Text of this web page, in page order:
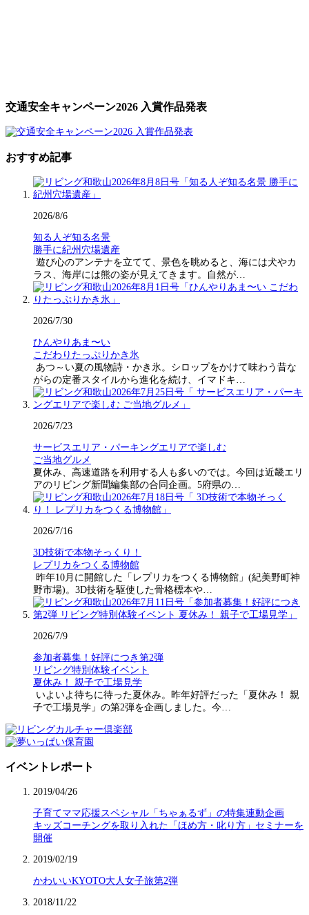
交通安全キャンペーン2026 入賞作品発表
おすすめ記事
2026/8/6
知る人ぞ知る名景
勝手に紀州穴場遺産
遊び心のアンテナを立てて、景色を眺めると、海には犬やカ
ラス、海岸には熊の姿が見えてきます。自然が…
2026/7/30
ひんやりあま〜い
こだわりたっぷりかき氷
あつ～い夏の風物詩・かき氷。シロップをかけて味わう昔な
がらの定番スタイルから進化を続け、イマドキ…
2026/7/23
サービスエリア・パーキングエリアで楽しむ
ご当地グルメ
夏休み、高速道路を利用する人も多いのでは。今回は近畿エリ
アのリビング新聞編集部の合同企画。5府県の…
2026/7/16
3D技術で本物そっくり！
レプリカをつくる博物館
昨年10月に開館した「レプリカをつくる博物館」(紀美野町神
野市場)。3D技術を駆使した骨格標本や…
2026/7/9
参加者募集！好評につき第2弾
リビング特別体験イベント
夏休み！ 親子で工場見学
いよいよ待ちに待った夏休み。昨年好評だった「夏休み！ 親
子で工場見学」の第2弾を企画しました。今…
イベントレポート
2019/04/26
子育てママ応援スペシャル「ちゃぁるず」の特集連動企画
キッズコーチングを取り入れた「ほめ方・叱り方」セミナーを
開催
2019/02/19
かわいいKYOTO大人女子旅第2弾
2018/11/22